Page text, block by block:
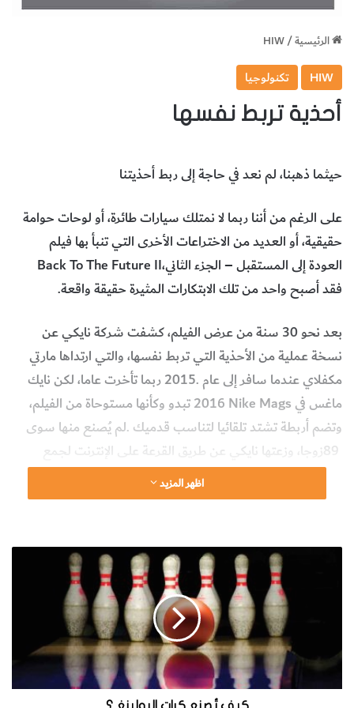
الرئيسية/
HIW
HIW تكنولوجيا
أحذية تربط نفسها
حيثما‭ ‬ذهبنا،‭ ‬لم‭ ‬نعد‭ ‬في‭ ‬حاجة‭ ‬إلى‭ ‬ربط‭ ‬أحذيتنا
‬حقيقية،‭ ‬أو‭ ‬العديد‭ ‬من‭ ‬الاختراعات‭ ‬الأخرى‭ ‬التي‭ ‬تنبأ‭ ‬بها‭ ‬فيلم‭
‬العودة‭ ‬إلى‭ ‬المستقبل‭ ‬–‭ ‬الجزء‭ ‬الثاني‭ ‬Back To The Future II،‭
‬فقد‭ ‬أصبح‭ ‬واحد‭ ‬من‭ ‬تلك‭ ‬الابتكارات‭ ‬المثيرة‭ ‬حقيقة‭ ‬واقعة‭.‬
‬الأموال‭ ‬لمؤسسة‭ ‬مايكل‭ ‬جي‭ ‬فوكس‭ ‬Michael J Fox
Foundation‭ ‬لمكافحة‭ ‬مرض‭ ‬باركنسون‭.‬
website_howitworks
العدد مارس - أبريل 2017
حقائق ومعلومات عامة
اظهر المزيد
ع
ر